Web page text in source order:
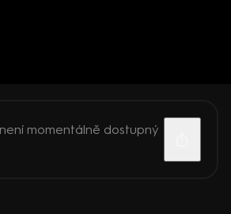
momentálně dostupný